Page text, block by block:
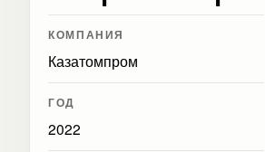
КОМПАНИЯ
Казатомпром
ГОД
2022